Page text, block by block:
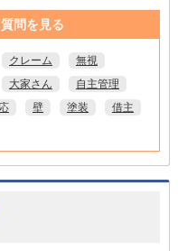
問を見る
クレーム
無視
大家さん
自主管理
壁 塗装
借主